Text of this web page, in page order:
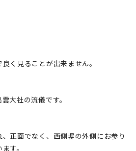
く見ることが出来ません。
大社の流儀です。
正面でなく、西側塀の外側にお参り
す。